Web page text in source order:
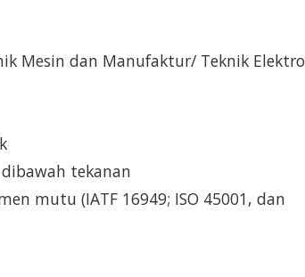
Mesin dan Manufaktur/ Teknik Elektro
tekanan
mutu (IATF 16949; ISO 45001, dan